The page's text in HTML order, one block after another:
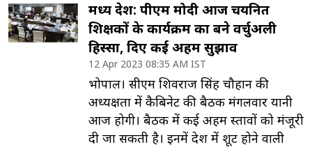
मध्य प्रदेश: पीएम मोदी आज चयनित
शिक्षकों के कार्यक्रम का बने वर्चुअली
हिस्सा, दिए कई अहम सुझाव
12 Apr 2023 08:35 AM IST
भोपाल। सीएम शिवराज सिंह चौहान की
अध्यक्षता में कैबिनेट की बैठक मंगलवार यानी
आज होगी। बैठक में कई अहम प्रस्तावों को मंजूरी
दी जा सकती है। इनमें प्रदेश में शूट होने वाली